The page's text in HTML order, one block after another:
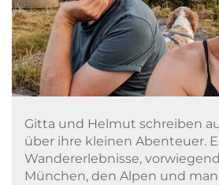
Gitta und Helmut schreiben
über ihre kleinen Abenteuer.
Wandererlebnisse,
München, den Alpen und